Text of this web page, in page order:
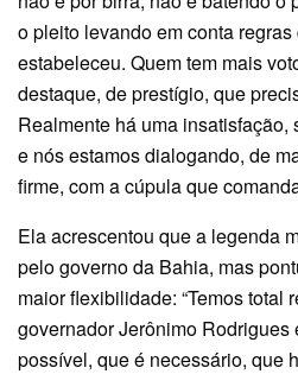
o pleito levando em conta
estabeleceu. Quem tem mais
destaque, de prestígio, que
Realmente há uma insatisfação,
e nós estamos dialogando, de
firme, com a cúpula que
Ela acrescentou que a legenda
pelo governo da Bahia, mas
maior flexibilidade: “Temos total
governador Jerônimo Rodrigues
possível, que é necessário, que